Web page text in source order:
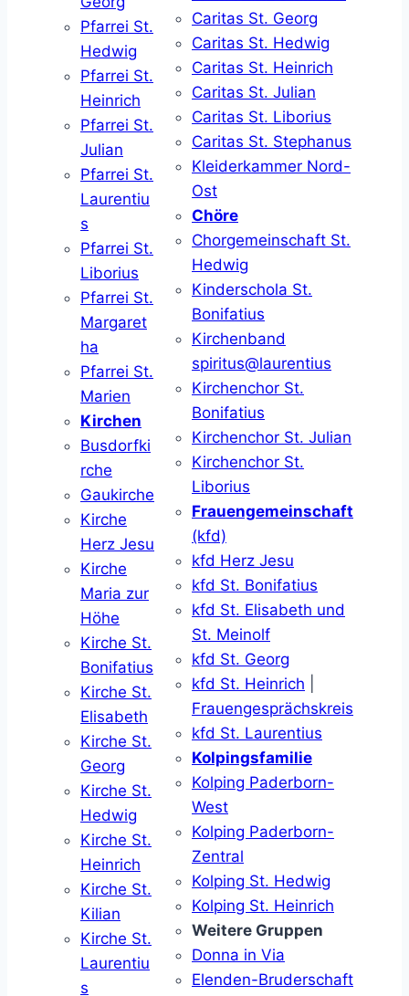
Pfarrei St.
Hedwig
Pfarrei St.
Heinrich
Pfarrei St.
Julian
Pfarrei St.
Laurentiu
s
Pfarrei St.
Liborius
Pfarrei St.
Margaret
ha
Pfarrei St.
Marien
Kirchen
Busdorfki
rche
Gaukirche
Kirche
Herz Jesu
Kirche
Maria zur
Höhe
Kirche St.
Bonifatius
Kirche St.
Elisabeth
Kirche St.
Georg
Kirche St.
Hedwig
Kirche St.
Heinrich
Kirche St.
Kilian
Kirche St.
Laurentiu
s
Caritas St. Georg
Caritas St. Hedwig
Caritas St. Heinrich
Caritas St. Julian
Caritas St. Liborius
Caritas St. Stephanus
Kleiderkammer Nord-
Ost
Chöre
Chorgemeinschaft St.
Hedwig
Kinderschola St.
Bonifatius
Kirchenband
spiritus@laurentius
Kirchenchor St.
Bonifatius
Kirchenchor St. Julian
Kirchenchor St.
Liborius
Frauengemeinschaft
(kfd)
kfd Herz Jesu
kfd St. Bonifatius
kfd St. Elisabeth und
St. Meinolf
kfd St. Georg
kfd St. Heinrich
Frauengesprächskreis
kfd St. Laurentius
Kolpingsfamilie
Kolping Paderborn-
West
Kolping Paderborn-
Zentral
Kolping St. Hedwig
Kolping St. Heinrich
Weitere Gruppen
Donna in Via
Elenden-Bruderschaft